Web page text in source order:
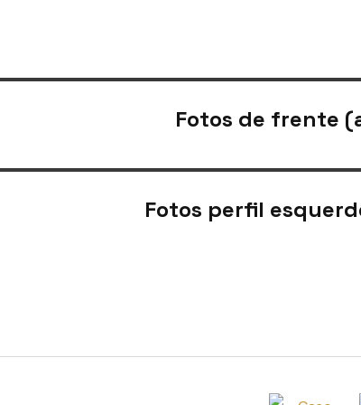
Fotos de frente
Fotos perfil